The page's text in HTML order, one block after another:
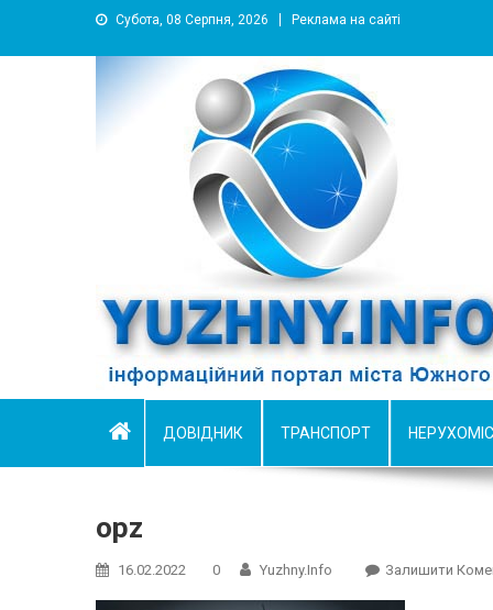
Субота, 08 Серпня, 2026 Реклама на сайті
YUZHNY.INFO
информационный портал города Южный
ДОВІДНИК ТРАНСПОРТ
opz
16.02.2022 0 Yuzhny.info Залишити